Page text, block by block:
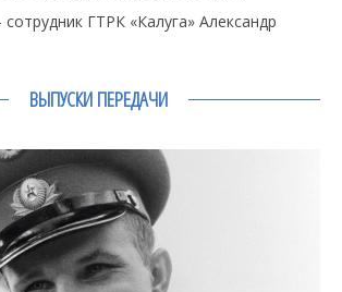
ГТРК «Калуга» Александр
ВЫПУСКИ ПЕРЕДАЧИ